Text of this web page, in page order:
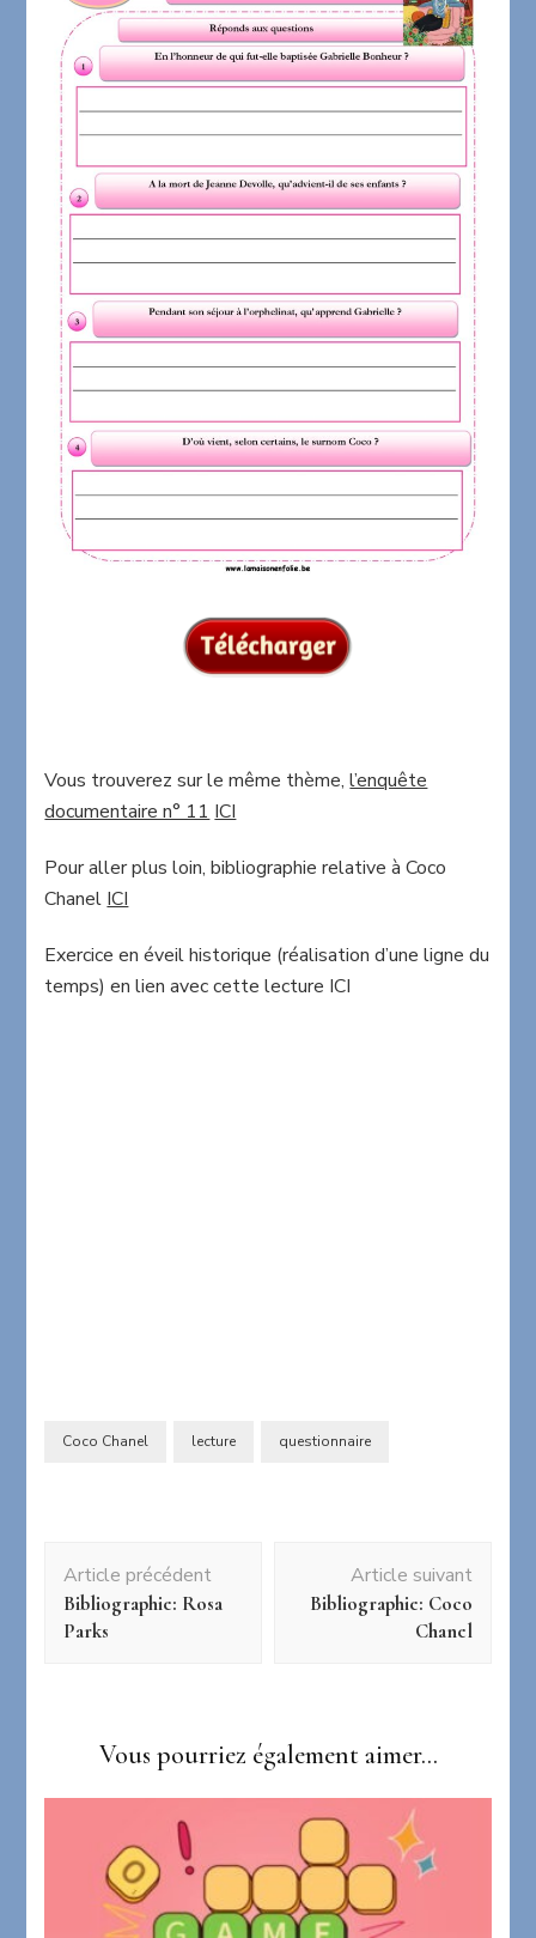
Vous trouverez sur le même thème,l’enquête
documentaire n° 11 ICI
Pour aller plus loin, bibliographie relative à Coco
Chanel ICI
Exercice en éveil historique (réalisation d’une ligne du
temps) en lien avec cette lecture ICI
Coco Chanel lecture questionnaire
d'article
Article précédent
Bibliographie: Rosa
Parks
Article suivant
Bibliographie: Coco
Chanel
Vous pourriez également aimer...